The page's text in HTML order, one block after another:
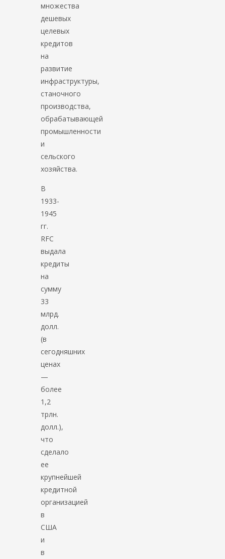
множества
дешевых
целевых
кредитов
на
развитие
инфраструктуры,
станочного
производства,
обрабатывающей
промышленности
и
сельского
хозяйства.
В
1933-
1945
гг.
RFC
выдала
кредиты
на
сумму
33
млрд.
долл.
(в
сегодняшних
ценах
—
более
1,2
трлн.
долл.),
что
сделало
ее
крупнейшей
кредитной
организацией
в
США
и
в